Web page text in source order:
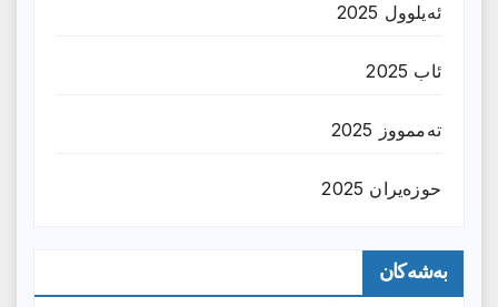
ئەیلوول 2025
ئاب 2025
تەممووز 2025
حوزه‌یران 2025
بەشەکان